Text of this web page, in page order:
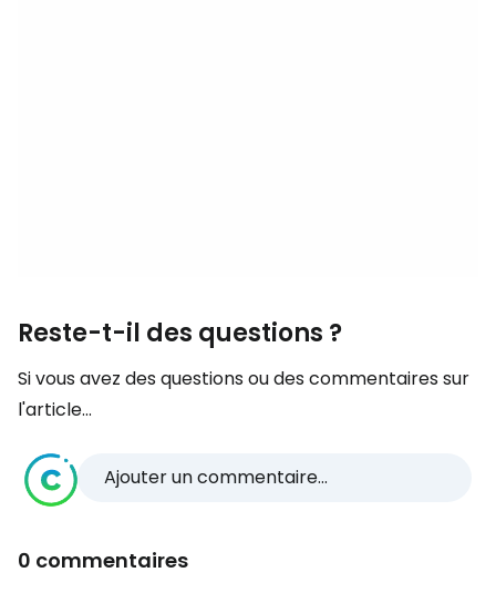
Reste-t-il des questions ?
Si vous avez des questions ou des commentaires sur
l'article...
Ajouter un commentaire...
0 commentaires